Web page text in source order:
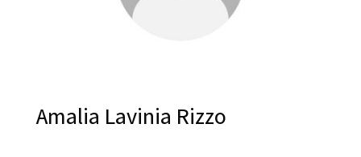
Amalia Lavinia Rizzo